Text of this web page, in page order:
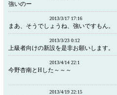
強いのー
2013/3/17 17:16
まあ、そうでしょうね、強いですもん。
2013/3/23 0:12
上級者向けの新設を是非お願いします。
2013/4/14 22:1
今野杏南とHした～～～
2013/4/19 22:15